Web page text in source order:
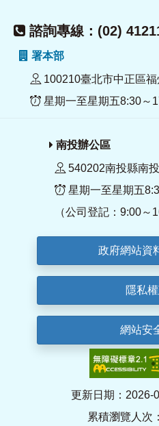
諮詢專線：(02)
署本部
100210臺北市中正區
星期一至星期五8:30～
南投辦公區
540202南投縣南
星期一至星期五
（公司登記：9:00～
政府網站資
隱私
網站安
更新日期：2026-
累積瀏覽人次